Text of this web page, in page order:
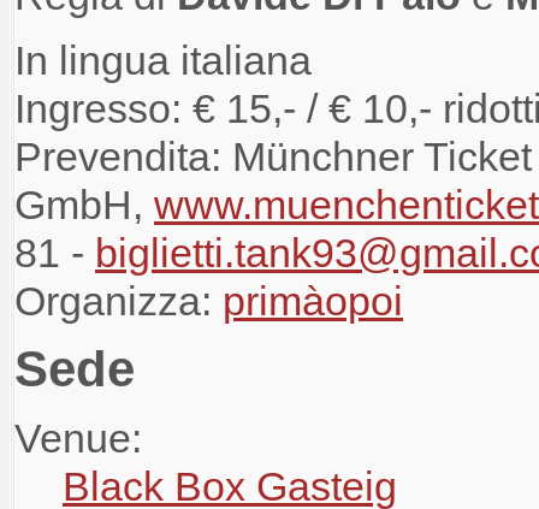
In lingua italiana
Ingresso: € 15,- / € 10,-
Prevendita: Münchner Ticket
GmbH,
81 -
Organizza: primàopoi
Sede
Venue:
Black Box Gasteig